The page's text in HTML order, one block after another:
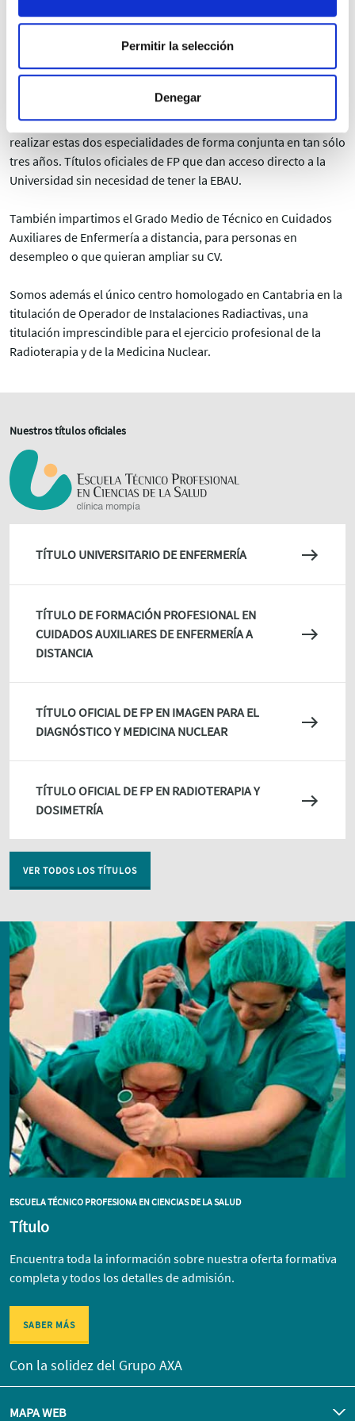
Permitir la selección
Denegar
La Escuela Universitaria Mompía está también autorizada por
la Consejería de Educación y Formación Profesional de
en Imagen para el Diagnóstico y Medicina Nuclear, y
Radioterapia y Dosimetría, con la posibilidad además de
realizar estas dos especialidades de forma conjunta en tan sólo
tres años. Títulos oficiales de FP que dan acceso directo a la
Universidad sin necesidad de tener la EBAU.
También impartimos el Grado Medio de Técnico en Cuidados
Auxiliares de Enfermería a distancia, para personas en
desempleo o que quieran ampliar su CV.
Somos además el único centro homologado en Cantabria en la
titulación de Operador de Instalaciones Radiactivas, una
titulación imprescindible para el ejercicio profesional de la
Radioterapia y de la Medicina Nuclear.
Nuestros títulos oficiales
TÍTULO UNIVERSITARIO DE ENFERMERÍA
TÍTULO DE FORMACIÓN PROFESIONAL EN
CUIDADOS AUXILIARES DE ENFERMERÍA A
DISTANCIA
TÍTULO OFICIAL DE FP EN IMAGEN PARA EL
DIAGNÓSTICO Y MEDICINA NUCLEAR
TÍTULO OFICIAL DE FP EN RADIOTERAPIA Y
DOSIMETRÍA
VER TODOS LOS TÍTULOS
ESCUELA TÉCNICO PROFESIONA EN CIENCIAS DE LA SALUD
Título
Encuentra toda la información sobre nuestra oferta formativa
completa y todos los detalles de admisión.
SABER MÁS
Con la solidez del Grupo AXA
MAPA WEB